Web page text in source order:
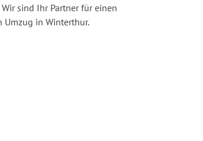
Wir sind Ihr Partner für einen
in Winterthur.